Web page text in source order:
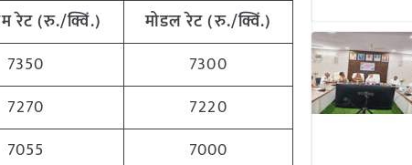
रेट (रु./क्विं.) मोडल रेट(रु./क्विं.)
7350
7300
7270
7220
7055
7000